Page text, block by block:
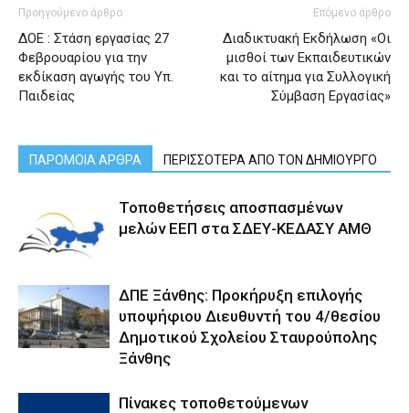
Προηγούμενο άρθρο
ΔΟΕ : Στάση εργασίας 27
Φεβρουαρίου για την
εκδίκαση αγωγής του Υπ.
Παιδείας
Επόμενο άρθρο
Διαδικτυακή Εκδήλωση «Οι
μισθοί των Εκπαιδευτικών
και το αίτημα για Συλλογική
Σύμβαση Εργασίας»
ΠΑΡΟΜΟΙΑ ΑΡΘΡΑ ΠΕΡΙΣΣΟΤΕΡΑ ΑΠΟ ΤΟΝ ΔΗΜΙΟΥΡΓΟ
Τοποθετήσεις αποσπασμένων
μελών ΕΕΠ στα ΣΔΕΥ-ΚΕΔΑΣΥ ΑΜΘ
ΔΠΕ Ξάνθης: Προκήρυξη επιλογής
υποψήφιου Διευθυντή του 4/θεσίου
Δημοτικού Σχολείου Σταυρούπολης
Ξάνθης
Πίνακες τοποθετούμενων